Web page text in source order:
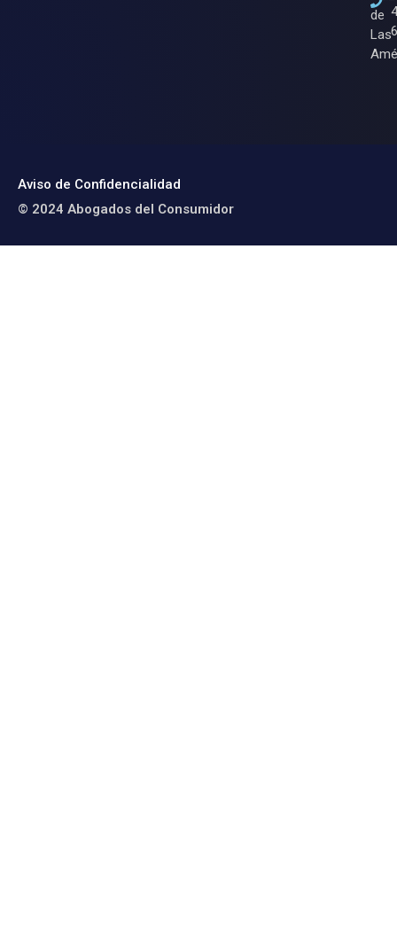
de
Las
Aviso de Confidencialidad
© 2024 Abogados del Consumidor